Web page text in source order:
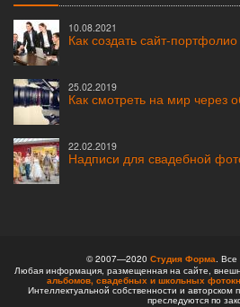
10.08.2021
Как создать сайт-
25.02.2019
Как смотреть на мир через
22.02.2019
Надписи для свадебной
© 2007—2020 Студия Форма .
Любая информация, размещенная на сайте,
альбомов, свадебных и школьных
Интеллектуальной собственности и авторском
преследуются по